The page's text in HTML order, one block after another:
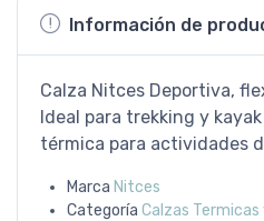
Información de
Calza Nitces Deportiva,
Ideal para trekking y
térmica para actividades
Marca Nitces
Categoría Calzas